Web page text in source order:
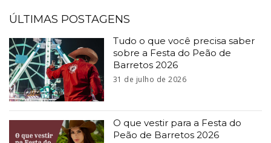
ÚLTIMAS POSTAGENS
Tudo o que você precisa saber
sobre a Festa do Peão de
Barretos 2026
31 de julho de 2026
O que vestir para a Festa do
Peão de Barretos 2026